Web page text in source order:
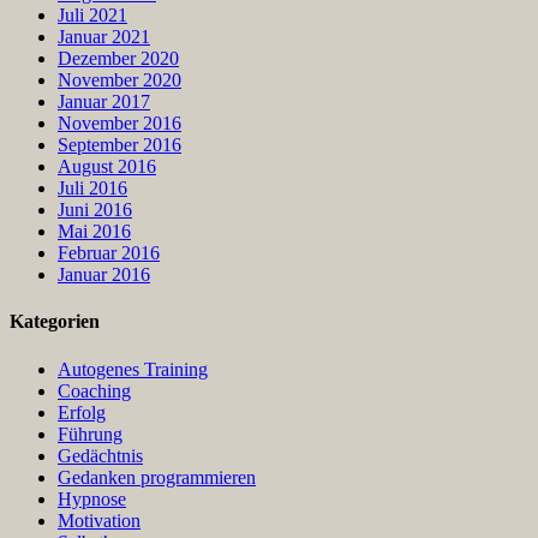
Juli 2021
Januar 2021
Dezember 2020
November 2020
Januar 2017
November 2016
September 2016
August 2016
Juli 2016
Juni 2016
Mai 2016
Februar 2016
Januar 2016
Kategorien
Autogenes Training
Coaching
Erfolg
Führung
Gedächtnis
Gedanken programmieren
Hypnose
Motivation